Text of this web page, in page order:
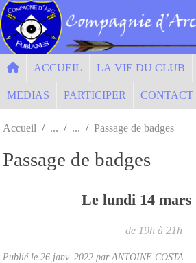
ACCUEIL LA VIE DU CLUB
MEDIAS PARTICIPER CONTACT
Accueil Passage de badges
Passage de badges
Le lundi 14 mars
de 19h à 21h
Publié le 26 janv. 2022 par ANTOINE COSTA
Panneau de gestion des cookies